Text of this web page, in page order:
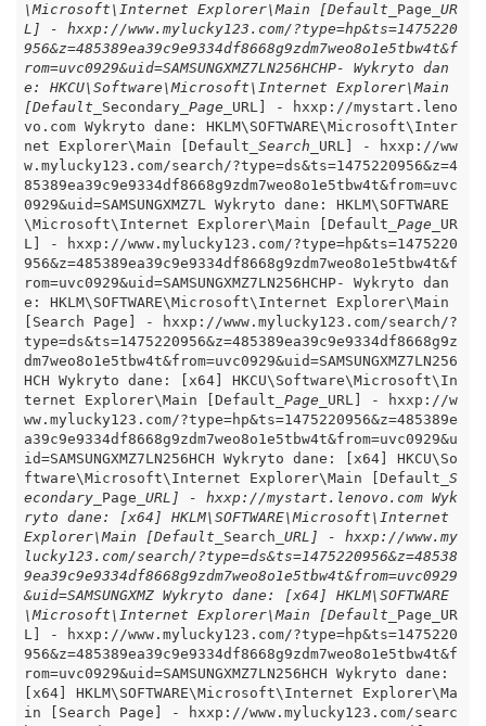
\Microsoft\Internet Explorer\Main [Default_ Page _UR
L] - hxxp://www.mylucky123.com/?type=hp&ts=1475220
956&z=485389ea39c9e9334df8668g9zdm7weo8o1e5tbw4t&f
rom=uvc0929&uid=SAMSUNGXMZ7LN256HCHP- Wykryto dan
e: HKCU\Software\Microsoft\Internet Explorer\Main
[Default_ Secondary_Page_ URL] - hxxp://mystart.leno
vo.com Wykryto dane: HKLM\SOFTWARE\Microsoft\Inter
net Explorer\Main [Default _Search_ URL] - hxxp://ww
w.mylucky123.com/search/?type=ds&ts=1475220956&z=4
85389ea39c9e9334df8668g9zdm7weo8o1e5tbw4t&from=uvc
0929&uid=SAMSUNGXMZ7L Wykryto dane: HKLM\SOFTWARE
\Microsoft\Internet Explorer\Main [Default _Page_ UR
L] - hxxp://www.mylucky123.com/?type=hp&ts=1475220
956&z=485389ea39c9e9334df8668g9zdm7weo8o1e5tbw4t&f
rom=uvc0929&uid=SAMSUNGXMZ7LN256HCHP- Wykryto dan
e: HKLM\SOFTWARE\Microsoft\Internet Explorer\Main
[Search Page] - hxxp://www.mylucky123.com/search/?
type=ds&ts=1475220956&z=485389ea39c9e9334df8668g9z
dm7weo8o1e5tbw4t&from=uvc0929&uid=SAMSUNGXMZ7LN256
HCH Wykryto dane: [x64] HKCU\Software\Microsoft\In
ternet Explorer\Main [Default _Page_ URL] - hxxp://w
ww.mylucky123.com/?type=hp&ts=1475220956&z=485389e
a39c9e9334df8668g9zdm7weo8o1e5tbw4t&from=uvc0929&u
id=SAMSUNGXMZ7LN256HCH Wykryto dane: [x64] HKCU\So
ftware\Microsoft\Internet Explorer\Main [Default _S
econdary_ Page _URL] - hxxp://mystart.lenovo.com Wyk
ryto dane: [x64] HKLM\SOFTWARE\Microsoft\Internet
Explorer\Main [Default_ Search _URL] - hxxp://www.my
lucky123.com/search/?type=ds&ts=1475220956&z=48538
9ea39c9e9334df8668g9zdm7weo8o1e5tbw4t&from=uvc0929
&uid=SAMSUNGXMZ Wykryto dane: [x64] HKLM\SOFTWARE
\Microsoft\Internet Explorer\Main [Default_ Page_UR
L] - hxxp://www.mylucky123.com/?type=hp&ts=1475220
956&z=485389ea39c9e9334df8668g9zdm7weo8o1e5tbw4t&f
rom=uvc0929&uid=SAMSUNGXMZ7LN256HCH Wykryto dane:
[x64] HKLM\SOFTWARE\Microsoft\Internet Explorer\Ma
in [Search Page] - hxxp://www.mylucky123.com/searc